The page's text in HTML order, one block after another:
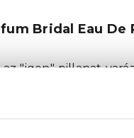
Bridal Eau De
"igen" pillanat
illat, amelyet az
a